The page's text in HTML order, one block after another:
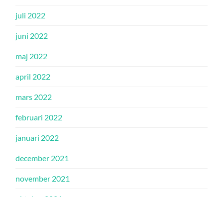
juli 2022
juni 2022
maj 2022
april 2022
mars 2022
februari 2022
januari 2022
december 2021
november 2021